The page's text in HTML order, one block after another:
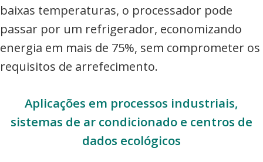
baixas temperaturas, o processador pode
passar por um refrigerador, economizando
energia em mais de 75%, sem comprometer os
requisitos de arrefecimento.
Aplicações em processos industriais,
sistemas de ar condicionado e centros de
dados ecológicos